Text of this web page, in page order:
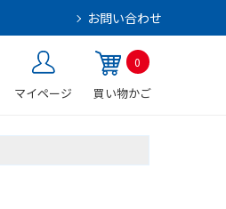
お問い合わせ
マイページ 買い物かご
0